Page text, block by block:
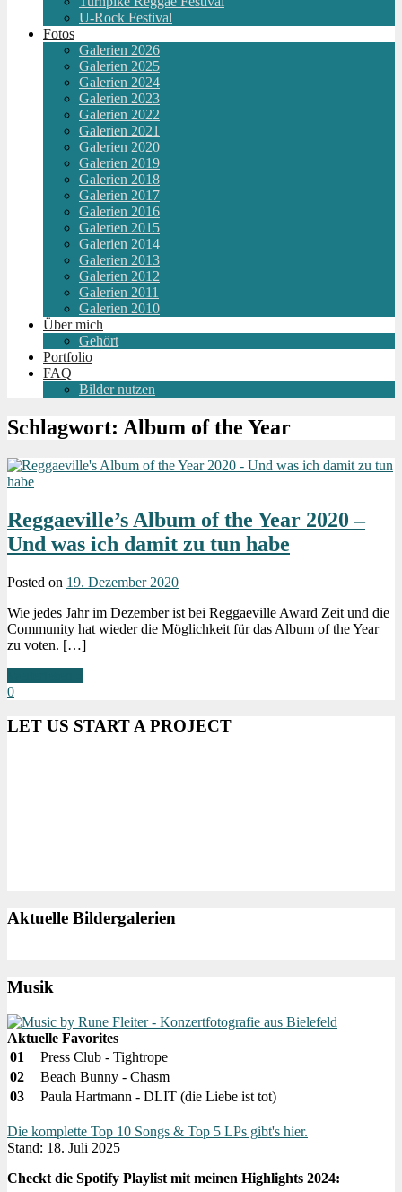
U-Rock Festival
Fotos
Galerien 2026
Galerien 2025
Galerien 2024
Galerien 2023
Galerien 2022
Galerien 2021
Galerien 2020
Galerien 2019
Galerien 2018
Galerien 2017
Galerien 2016
Galerien 2015
Galerien 2014
Galerien 2013
Galerien 2012
Galerien 2011
Galerien 2010
Über mich
Gehört
Portfolio
FAQ
Bilder nutzen
Schlagwort: Album of the Year
Reggaeville’s Album of the Year 2020 –
Und was ich damit zu tun habe
Posted on 19. Dezember 2020
Wie jedes Jahr im Dezember ist bei Reggaeville Award Zeit und die
Community hat wieder die Möglichkeit für das Album of the Year
zu voten. […]
0
LET US START A PROJECT
Aktuelle Bildergalerien
Musik
Aktuelle Favorites
01
Press Club - Tightrope
02
Beach Bunny - Chasm
03
Paula Hartmann - DLIT (die Liebe ist tot)
Die komplette Top 10 Songs & Top 5 LPs gibt's hier.
Stand: 18. Juli 2025
Checkt die Spotify Playlist mit meinen Highlights 2024: